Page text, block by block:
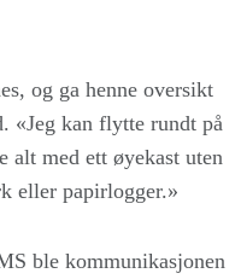
og ga henne oversikt
«Jeg kan flytte rundt på
alt med ett øyekast uten
eller papirlogger.»
ble kommunikasjonen